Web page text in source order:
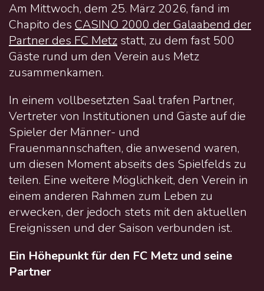
Am Mittwoch, dem 25. März 2026, fand im
Chapito des CASINO 2000 der Galaabend der
Partner des FC Metz statt, zu dem fast 500
Gäste rund um den Verein aus Metz
zusammenkamen.
In einem vollbesetzten Saal trafen Partner,
Vertreter von Institutionen und Gäste auf die
Spieler der Männer- und
Frauenmannschaften, die anwesend waren,
um diesen Moment abseits des Spielfelds zu
teilen. Eine weitere Möglichkeit, den Verein in
einem anderen Rahmen zum Leben zu
erwecken, der jedoch stets mit den aktuellen
Ereignissen und der Saison verbunden ist.
Ein Höhepunkt für den FC Metz und seine
Partner